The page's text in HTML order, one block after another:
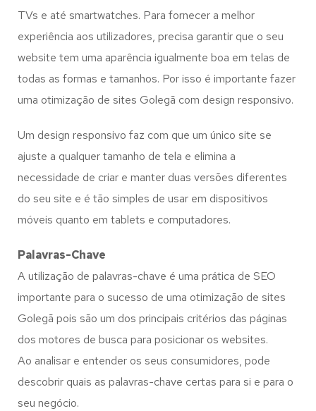
TVs e até smartwatches. Para fornecer a melhor
experiência aos utilizadores, precisa garantir que o seu
website tem uma aparência igualmente boa em telas de
todas as formas e tamanhos. Por isso é importante fazer
uma otimização de sites Golegã com design responsivo.
Um design responsivo faz com que um único site se
ajuste a qualquer tamanho de tela e elimina a
necessidade de criar e manter duas versões diferentes
do seu site e é tão simples de usar em dispositivos
móveis quanto em tablets e computadores.
Palavras-Chave
A utilização de palavras-chave é uma prática de SEO
importante para o sucesso de uma otimização de sites
Golegã pois são um dos principais critérios das páginas
dos motores de busca para posicionar os websites.
Ao analisar e entender os seus consumidores, pode
descobrir quais as palavras-chave certas para si e para o
seu negócio.